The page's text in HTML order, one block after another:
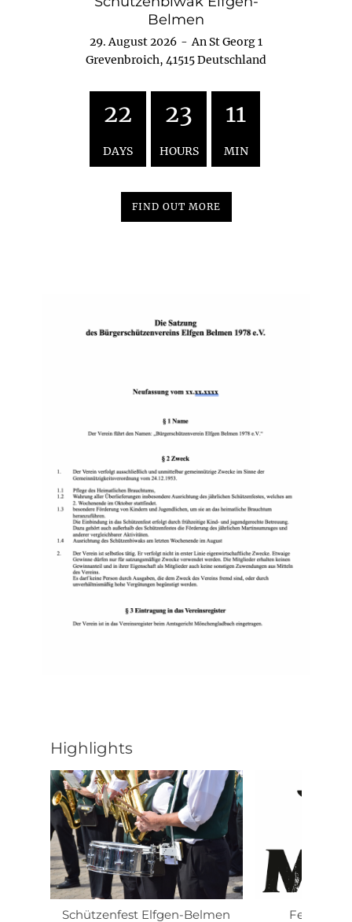
Belmen
29. August 2026 - An St Georg 1
Grevenbroich, 41515 Deutschland
22
DAYS
23
HOURS
11
MIN
FIND OUT MORE
Highlights
Schützenfest Elfgen-Belmen Festball